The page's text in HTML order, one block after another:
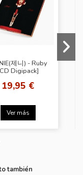
제니) - Ruby
Digipack]
19,95 €
Ver más
también